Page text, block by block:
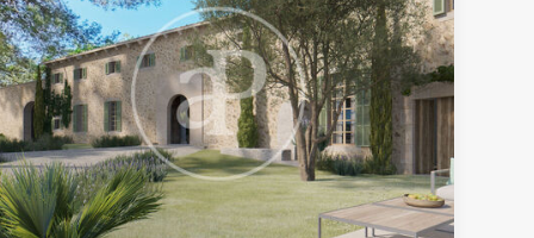
este
de
de uso